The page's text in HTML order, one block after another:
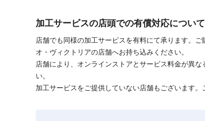
加工サービスの店頭での有償対応について
店舗でも同様の加工サービスを有料にて承ります。
オ・ヴィクトリアの店舗へお持ち込みください。
店舗により、オンラインストアとサービス料金が異
い。
加工サービスをご提供していない店舗もございます。